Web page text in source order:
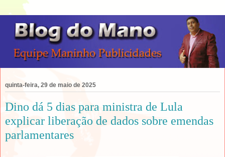
quinta-feira, 29 de maio de 2025
Dino dá 5 dias para ministra de Lula
explicar liberação de dados sobre emendas
parlamentares